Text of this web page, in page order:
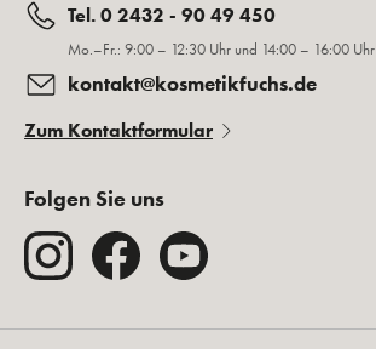
Tel. 0 2432 - 90 49 450
Mo.–Fr.: 9:00 – 12:30 Uhr und 14:00 – 16:00 Uhr
kontakt@kosmetikfuchs.de
Zum Kontaktformular
Folgen Sie uns